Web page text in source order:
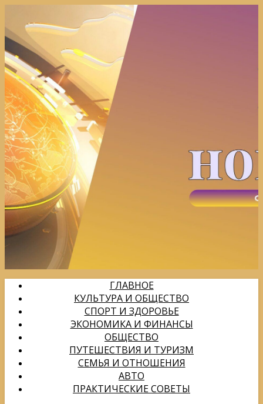
ГЛАВНОЕ
КУЛЬТУРА И ОБЩЕСТВО
СПОРТ И ЗДОРОВЬЕ
ЭКОНОМИКА И ФИНАНСЫ
ОБЩЕСТВО
ПУТЕШЕСТВИЯ И ТУРИЗМ
СЕМЬЯ И ОТНОШЕНИЯ
АВТО
ПРАКТИЧЕСКИЕ СОВЕТЫ